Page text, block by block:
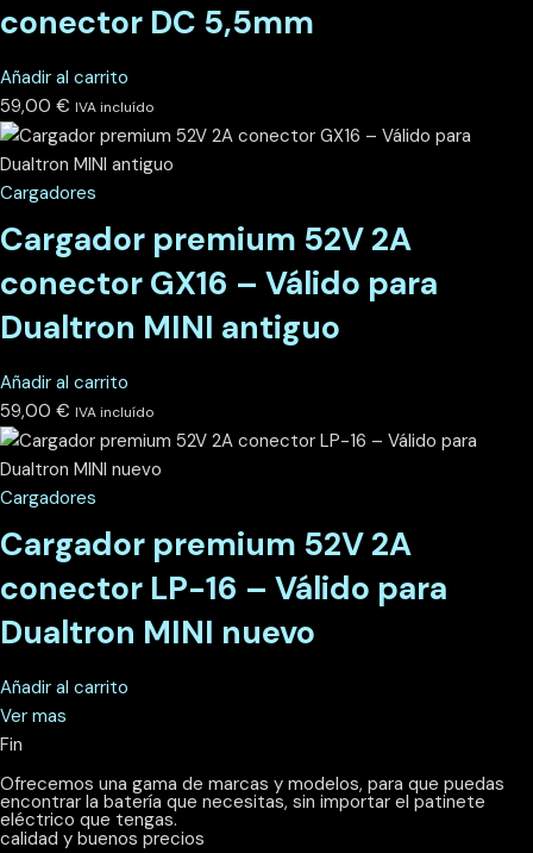
conector DC 5,5mm
Añadir al carrito
59,00 € IVA incluído
Cargadores
Cargador premium 52V 2A
conector GX16 – Válido para
Dualtron MINI antiguo
Añadir al carrito
59,00 € IVA incluído
Cargadores
Cargador premium 52V 2A
conector LP-16 – Válido para
Dualtron MINI nuevo
Añadir al carrito
Ver mas
Fin
Ofrecemos una gama de marcas y modelos, para que puedas
encontrar la batería que necesitas, sin importar el patinete
eléctrico que tengas.
calidad y buenos precios